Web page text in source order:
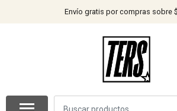
Envío gratis por compras sobre